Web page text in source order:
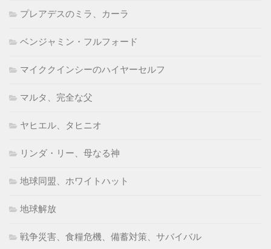
プレアデスのミラ、カーラ
ベンジャミン・フルフォード
マイククインシーのハイヤーセルフ
マルタ、完全な父
ヤヒエル、タヒニオ
リンダ・リー、母なる神
地球同盟、ホワイトハット
地球解放
戦争災害、食糧危機、備蓄対策、サバイバル